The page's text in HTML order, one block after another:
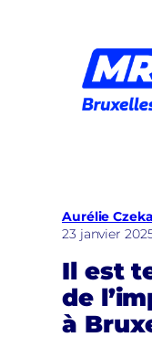
Aurélie
23 janvier
Il est
de
à